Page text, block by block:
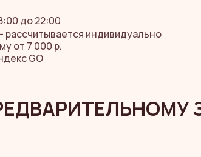
до 22:00
индивидуально
от 7 000 р.
GO